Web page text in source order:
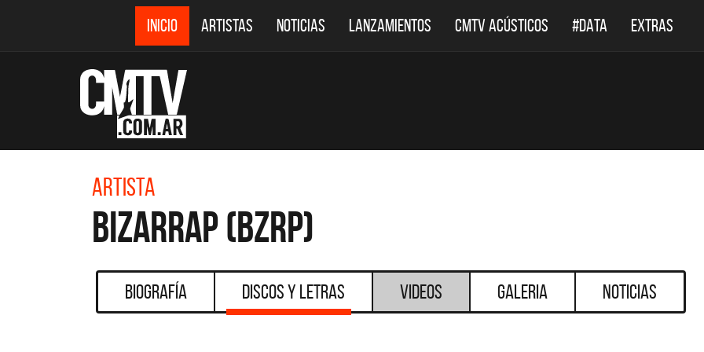
INICIO ARTISTAS NOTICIAS LANZAMIENTOS CMTV ACÚSTICOS #DATA EXTRAS
Artista
Bizarrap (BZRP)
Biografía Discos y Letras Videos Galeria Noticias
DESTACADOS DESTACADOS